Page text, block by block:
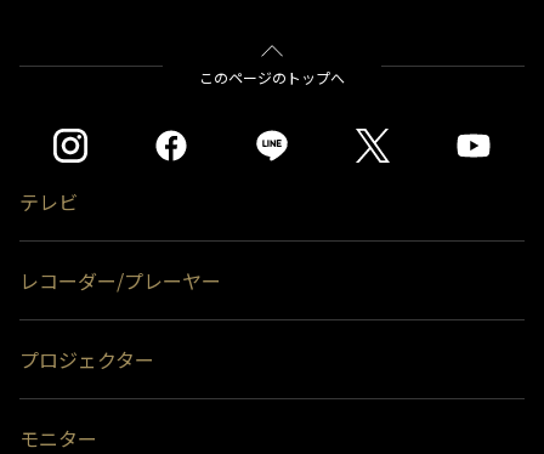
このページのトップへ
テレビ
レコーダー/プレーヤー
プロジェクター
モニター